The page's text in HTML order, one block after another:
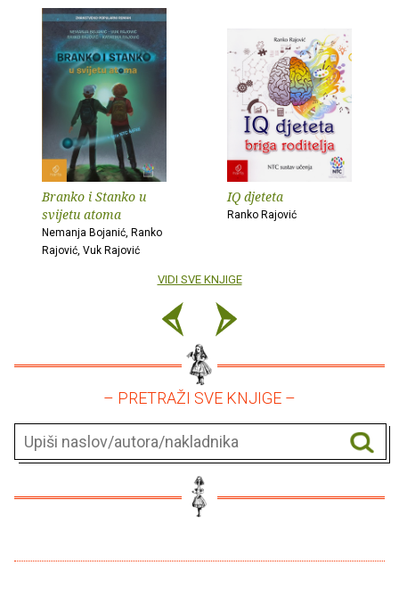
Branko i Stanko u
svijetu atoma
Nemanja Bojanić, Ranko
Rajović, Vuk Rajović
IQ djeteta
Ranko Rajović
VIDI SVE KNJIGE
– PRETRAŽI SVE KNJIGE –